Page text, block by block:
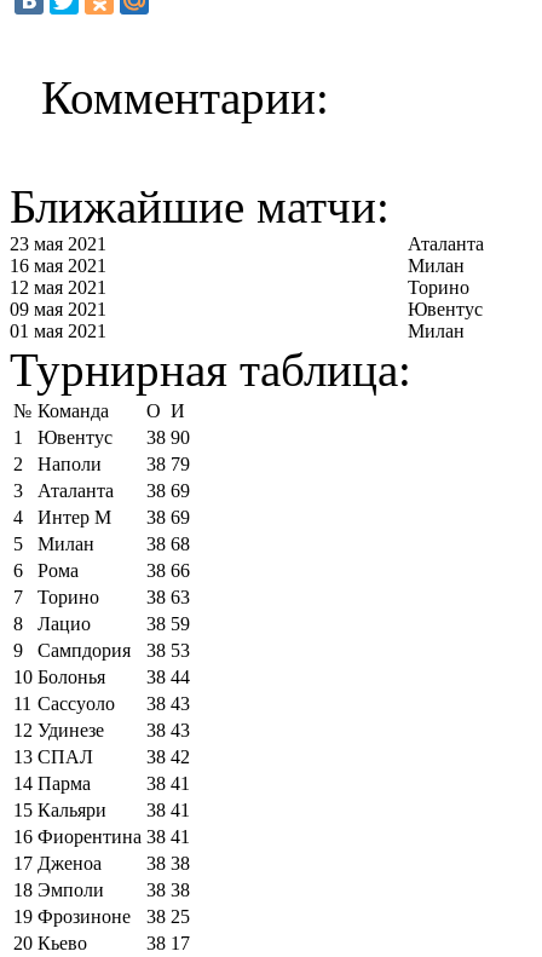
Комментарии:
Ближайшие матчи:
23 мая 2021
Аталанта
16 мая 2021
Милан
12 мая 2021
Торино
09 мая 2021
Ювентус
01 мая 2021
Милан
Турнирная таблица:
№ Команда О И
1
Ювентус 38 90
2
Наполи 38 79
3
Аталанта 38 69
4
Интер М 38 69
5
Милан 38 68
6
Рома 38 66
7
Торино 38 63
8
Лацио 38 59
9
Сампдория 38 53
10 Болонья 38 44
11 Сассуоло 38 43
12 Удинезе 38 43
13 СПАЛ 38 42
14 Парма 38 41
15 Кальяри 38 41
16 Фиорентина 38 41
17 Дженоа 38 38
18 Эмполи 38 38
19 Фрозиноне 38 25
20 Кьево 38 17